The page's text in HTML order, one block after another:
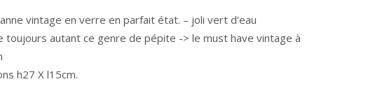
était :
24,50€.
est :
15,92€.
vintage en verre en parfait état. – joli vert d’eau
toujours autant ce genre de pépite -> le must have vintage à
h27 X l15cm.